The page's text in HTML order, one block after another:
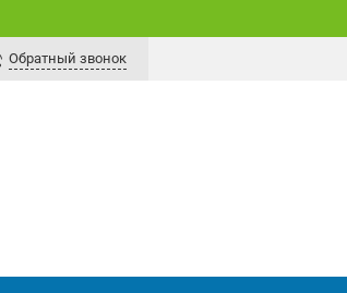
Обратный звонок